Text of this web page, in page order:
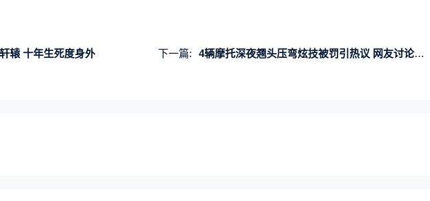
辕 十年生死度身外 下一篇: 4辆摩托深夜翘头压弯炫技被罚引热议 网友讨论禁摩重要性：害人又害己